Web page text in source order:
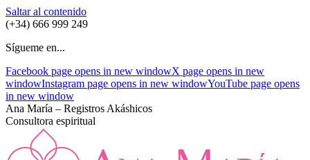
Saltar al contenido
(+34) 666 999 249
Sígueme en...
Facebook page opens in new windowX page opens in new
windowInstagram page opens in new windowYouTube page opens
in new window
Ana María – Registros Akáshicos
Consultora espiritual